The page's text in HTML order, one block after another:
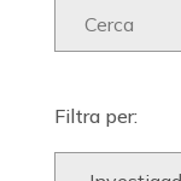
Filtra per: